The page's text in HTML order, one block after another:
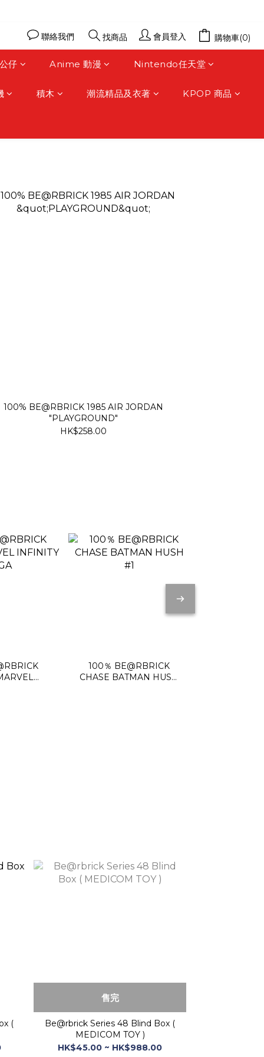
聯絡我們 找商品 會員登入 購物車(0)
仔 Anime 動漫 Nintendo任天堂
積木 潮流精品及衣著 KPOP 商品
100% BE@RBRICK 1985 AIR JORDAN
"PLAYGROUND"
HK$258.00
100％ BE@RBRICK
CHASE BATMAN HUSH
(
售完
Be@rbrick Series 48 Blind Box (
MEDICOM TOY )
HK$45.00 ~ HK$988.00